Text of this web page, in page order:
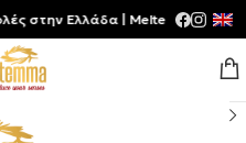
Ελλάδα | Meltemia Exclusive